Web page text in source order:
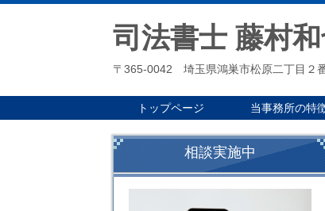
司法書士 藤村
〒365-0042 埼玉県鴻巣市松原二丁目２
トップページ 当事務所の特
相談実施中